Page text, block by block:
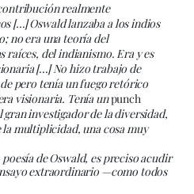
realmente
[…] Oswald lanzaba a los indios
no era una teoría del
raíces, del indianismo. Era y es
[…] No hizo trabajo de
pero tenía un fuego retórico
visionaria. Tenía unpunch
investigador de la diversidad,
multiplicidad, una cosa muy
de Oswald, es preciso acudir
extraordinario —como todos